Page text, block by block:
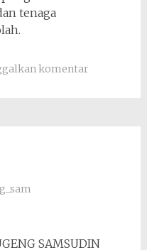
tenaga
komentar